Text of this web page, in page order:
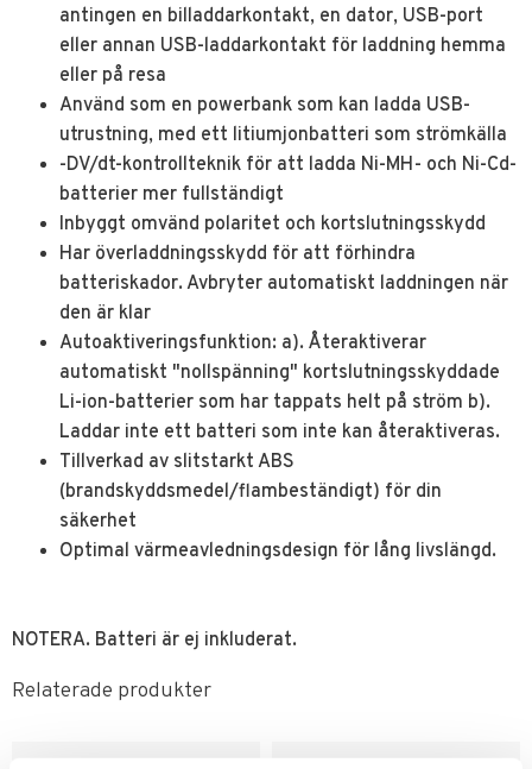
antingen en billaddarkontakt, en dator, USB-port
eller annan USB-laddarkontakt för laddning hemma
eller på resa
Använd som en powerbank som kan ladda USB-
utrustning, med ett litiumjonbatteri som strömkälla
-DV/dt-kontrollteknik för att ladda Ni-MH- och Ni-Cd-
batterier mer fullständigt
Inbyggt omvänd polaritet och kortslutningsskydd
Har överladdningsskydd för att förhindra
batteriskador. Avbryter automatiskt laddningen när
den är klar
Autoaktiveringsfunktion: a). Återaktiverar
automatiskt "nollspänning" kortslutningsskyddade
Li-ion-batterier som har tappats helt på ström b).
Laddar inte ett batteri som inte kan återaktiveras.
Tillverkad av slitstarkt ABS
(brandskyddsmedel/flambeständigt) för din
säkerhet
Optimal värmeavledningsdesign för lång livslängd.
NOTERA. Batteri är ej inkluderat.
Relaterade produkter